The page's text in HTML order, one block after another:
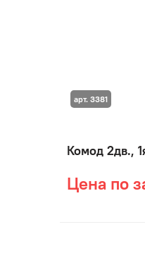
Комод 2дв.,
Цена по
арт. 3381